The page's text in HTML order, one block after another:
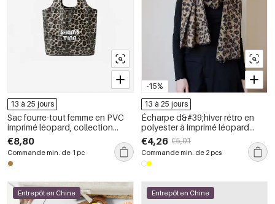
13 à 25 jours
Sac fourre-tout femme en PVC
imprimé léopard, collection
Simple Series (1 pièce)
€8,80
Commande min. de 1 pc
-15%
13 à 25 jours
Écharpe d&#39;hiver rétro en
polyester à imprimé léopard
pour femme, 1 pièce
€4,26 €5,01
Commande min. de 2 pcs
Entrepôt en Chine Entrepôt en Chine